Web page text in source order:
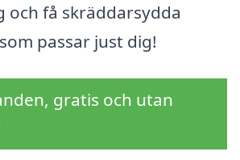
och få skräddarsydda
passar just dig!
gratis och utan